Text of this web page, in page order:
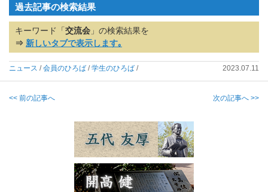
過去記事の検索結果
キーワード「 交流会 」の検索結果を
⇒ 新しいタブで表示します｡
ニュース /会員のひろば /学生のひろば / 2023.07.11
<< 前の記事へ 次の記事へ >>